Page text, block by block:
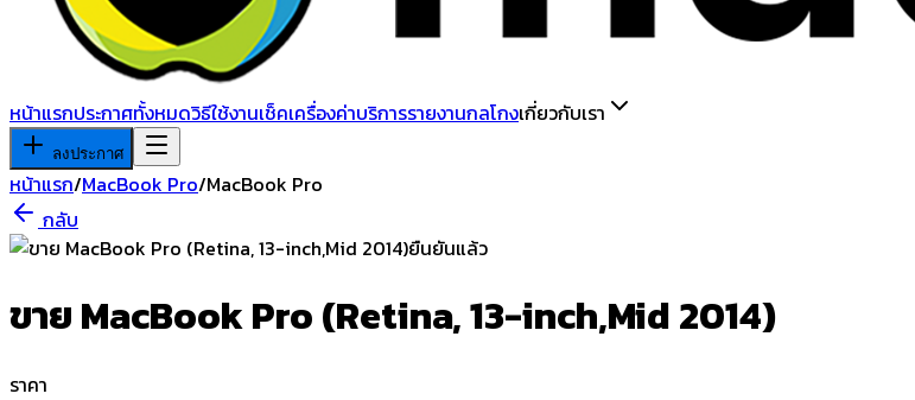
หน้าแรกประกาศทั้งหมดวิธีใช้งานเช็คเครื่องค่าบริการรายงานกลโกงเกี่ยวกับเรา
ลงประกาศ
หน้าแรก/MacBook Pro/MacBook Pro
กลับ
ยืนยันแล้ว
ขาย MacBook Pro (Retina, 13-inch,Mid 2014)
ราคา